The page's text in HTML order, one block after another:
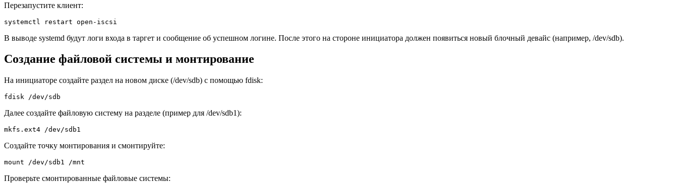
Перезапустите клиент:
systemctl restart open-iscsi
В выводе systemd будут логи входа в таргет и сообщение об успешном логине. После этого на стороне инициатора должен появиться новый блочный девайс (например, /dev/sdb).
Создание файловой системы и монтирование
На инициаторе создайте раздел на новом диске (/dev/sdb) с помощью fdisk:
fdisk /dev/sdb
Далее создайте файловую систему на разделе (пример для /dev/sdb1):
mkfs.ext4 /dev/sdb1
Создайте точку монтирования и смонтируйте:
mount /dev/sdb1 /mnt
Проверьте смонтированные файловые системы: